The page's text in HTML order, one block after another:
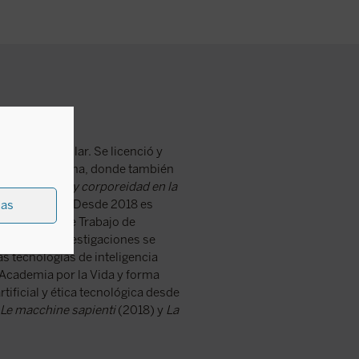
Orden Regular. Se licenció y
de Roma, donde también
Cuerpo y corporeidad en la
2012. Desde 2018 es
Grupo de Trabajo de
Sus investigaciones se
tecnologías de inteligencia
por la Vida y forma
y ética tecnológica desde
Le macchine sapienti(2018) y La